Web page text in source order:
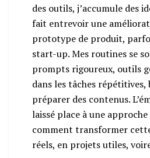
des outils, j’accumule des
fait entrevoir une
prototype de produit,
start-up. Mes routines se
prompts rigoureux, outils
dans les tâches
préparer des contenus.
laissé place à une
comment transformer
réels, en projets utiles,